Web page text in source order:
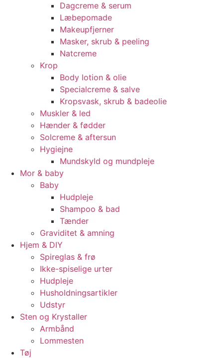
Dagcreme & serum
Læbepomade
Makeupfjerner
Masker, skrub & peeling
Natcreme
Krop
Body lotion & olie
Specialcreme & salve
Kropsvask, skrub & badeolie
Muskler & led
Hænder & fødder
Solcreme & aftersun
Hygiejne
Mundskyld og mundpleje
Mor & baby
Baby
Hudpleje
Shampoo & bad
Tænder
Graviditet & amning
Hjem & DIY
Spireglas & frø
Ikke-spiselige urter
Hudpleje
Husholdningsartikler
Udstyr
Sten og Krystaller
Armbånd
Lommesten
Tøj